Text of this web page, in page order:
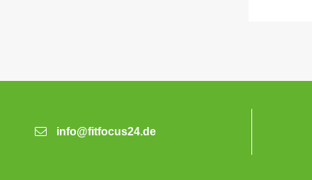
info@fitfocus24.de